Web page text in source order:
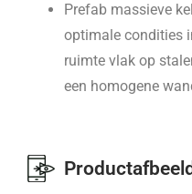
Prefab massieve
optimale condities
ruimte vlak op
een homogene